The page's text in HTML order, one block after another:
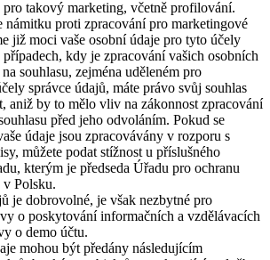
pro takový marketing, včetně profilování.
námitku proti zpracování pro marketingové
již moci vaše osobní údaje pro tyto účely
kdy je zpracování vašich osobních
souhlasu, zejména uděleném pro
správce údajů, máte právo svůj souhlas
aniž by to mělo vliv na zákonnost zpracování
před jeho odvoláním. Pokud se
údaje jsou zpracovávány v rozporu s
můžete podat stížnost u příslušného
kterým je předseda Úřadu pro ochranu
v Polsku.
je dobrovolné, je však nezbytné pro
o poskytování informačních a vzdělávacích
o demo účtu.
mohou být předány následujícím